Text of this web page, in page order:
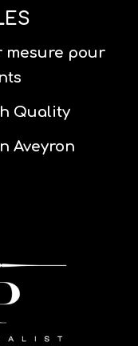
mesure pour
Quality
Aveyron